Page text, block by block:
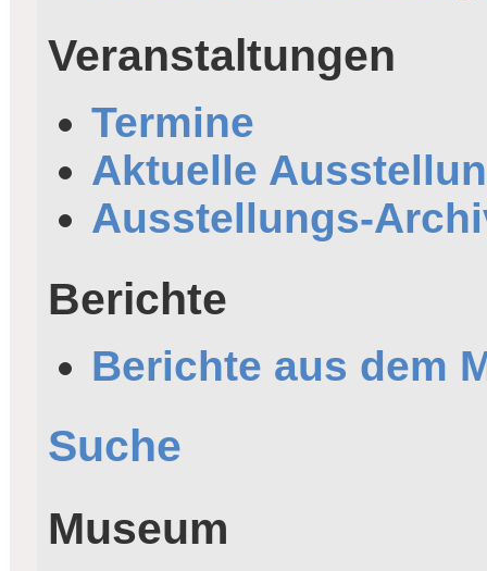
Veranstaltungen
Termine
Aktuelle
Ausstellungs-
Berichte
Berichte aus dem
Suche
Museum